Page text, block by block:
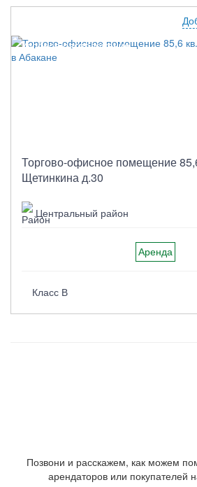
Удобное расположение
Торгово-офисное помещение
Щетинкина д.30
Центральный район
Аренда
Класс B
Позвони и расскажем, как можем
арендаторов или покупателей